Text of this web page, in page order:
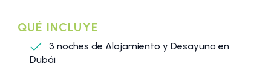
QUÉ INCLUYE
3 noches de Alojamiento y Desayuno en
Dubái